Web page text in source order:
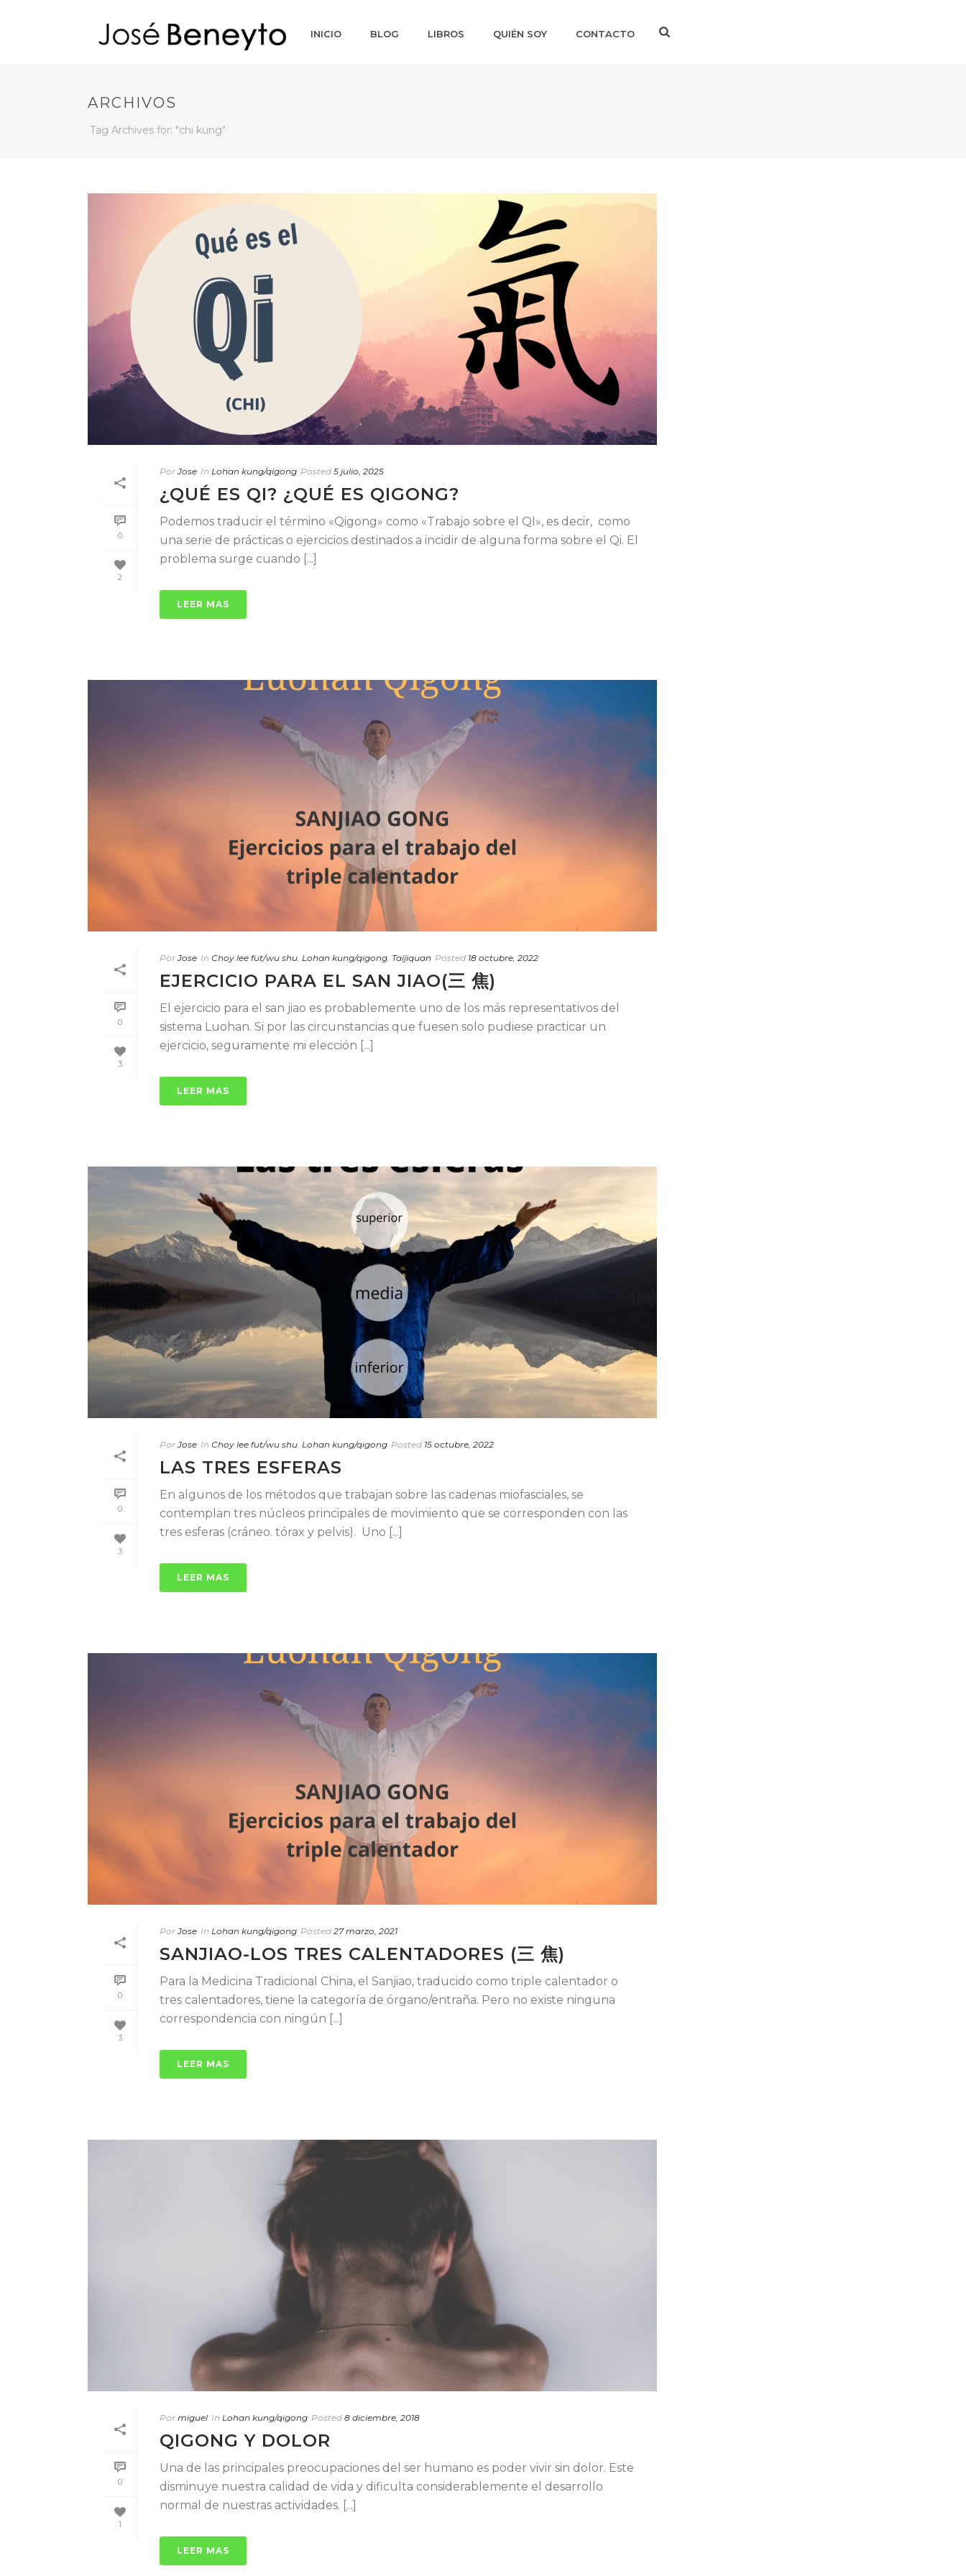
INICIO BLOG LIBROS QUIÉN SOY CONTACTO
ARCHIVOS
Tag Archives for: "chi kung"
0
2
Por Jose In Lohan kung/qigong Posted 5 julio, 2025
¿QUÉ ES QI? ¿QUÉ ES QIGONG?
Podemos traducir el término «Qigong» como «Trabajo sobre el QI», es decir, como
una serie de prácticas o ejercicios destinados a incidir de alguna forma sobre el Qi. El
problema surge cuando [...]
LEER MAS
0
3
Por Jose In Choy lee fut/wu shu, Lohan kung/qigong, Taijiquan Posted 18 octubre, 2022
EJERCICIO PARA EL SAN JIAO(三 焦)
El ejercicio para el san jiao es probablemente uno de los más representativos del
sistema Luohan. Si por las circunstancias que fuesen solo pudiese practicar un
ejercicio, seguramente mi elección [...]
LEER MAS
0
3
Por Jose In Choy lee fut/wu shu, Lohan kung/qigong Posted 15 octubre, 2022
LAS TRES ESFERAS
En algunos de los métodos que trabajan sobre las cadenas miofasciales, se
contemplan tres núcleos principales de movimiento que se corresponden con las
tres esferas (cráneo. tórax y pelvis). Uno [...]
LEER MAS
0
3
Por Jose In Lohan kung/qigong Posted 27 marzo, 2021
SANJIAO-LOS TRES CALENTADORES (三 焦)
Para la Medicina Tradicional China, el Sanjiao, traducido como triple calentador o
tres calentadores, tiene la categoría de órgano/entraña. Pero no existe ninguna
correspondencia con ningún [...]
LEER MAS
0
1
Por miguel In Lohan kung/qigong Posted 8 diciembre, 2018
QIGONG Y DOLOR
Una de las principales preocupaciones del ser humano es poder vivir sin dolor. Este
disminuye nuestra calidad de vida y dificulta considerablemente el desarrollo
normal de nuestras actividades. [...]
LEER MAS